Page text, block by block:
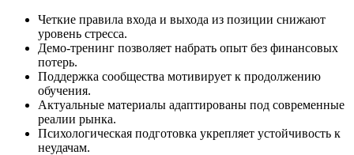
Четкие правила входа и выхода из позиции снижают
уровень стресса.
Демо-тренинг позволяет набрать опыт без финансовых
потерь.
Поддержка сообщества мотивирует к продолжению
обучения.
Актуальные материалы адаптированы под современные
реалии рынка.
Психологическая подготовка укрепляет устойчивость к
неудачам.